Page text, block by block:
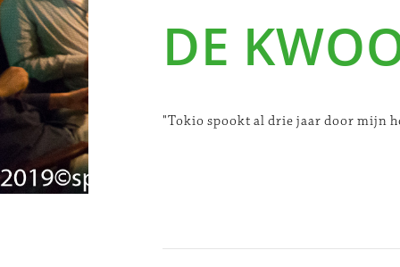
DE
"Tokio spookt al drie jaar door mijn